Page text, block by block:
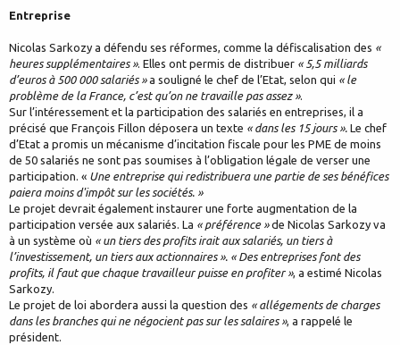
Entreprise
Nicolas Sarkozy a défendu ses réformes, comme la défiscalisation des «
heures supplémentaires ». Elles ont permis de distribuer « 5,5 milliards
d’euros à 500 000 salariés »a souligné le chef de l’Etat, selon qui « le
problème de la France, c’est qu’on ne travaille pas assez ».
Sur l’intéressement et la participation des salariés en entreprises, il a
précisé que François Fillon déposera un texte « dans les 15 jours ». Le chef
d’Etat a promis un mécanisme d’incitation fiscale pour les PME de moins
de 50 salariés ne sont pas soumises à l’obligation légale de verser une
participation. « Une entreprise qui redistribuera une partie de ses bénéfices
paiera moins d'impôt sur les sociétés. »
Le projet devrait également instaurer une forte augmentation de la
participation versée aux salariés. La « préférence »de Nicolas Sarkozy va
à un système où « un tiers des profits irait aux salariés, un tiers à
l’investissement, un tiers aux actionnaires ». « Des entreprises font des
profits, il faut que chaque travailleur puisse en profiter », a estimé Nicolas
Sarkozy.
Le projet de loi abordera aussi la question des « allégements de charges
dans les branches qui ne négocient pas sur les salaires », a rappelé le
président.